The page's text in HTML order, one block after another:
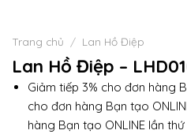
Trang chủ / Lan Hồ Điệp
Lan Hồ Điệp –
Giảm tiếp 3% cho đơn hàng
cho đơn hàng Bạn tạo
hàng Bạn tạo ONLINE lần